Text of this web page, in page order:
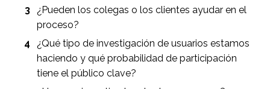
¿Pueden los colegas o los clientes ayudar en el
proceso?
¿Qué tipo de investigación de usuarios estamos
haciendo y qué probabilidad de participación
tiene el público clave?